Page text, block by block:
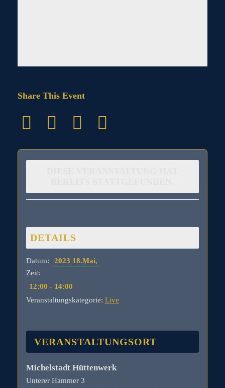
Share This Event
DETAILS
Datum:
2023 18.Mai,
Zeit:
12:00 - 14:00
Veranstaltungskategorie: Live
VERANSTALTUNGSORT
Michelstadt Hüttenwerk
Unterer Hammer 3